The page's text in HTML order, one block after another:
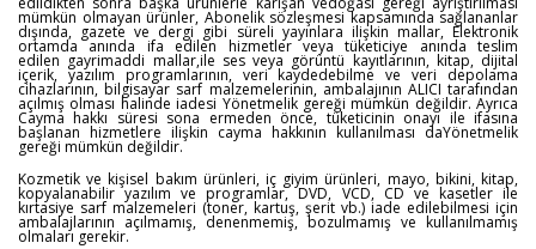
mümkün olmayan ürünler, Abonelik sözleşmesi kapsamında sağlananlar
dışında, gazete ve dergi gibi süreli yayınlara ilişkin mallar, Elektronik
ortamda anında ifa edilen hizmetler veya tüketiciye anında teslim
edilen gayrimaddi mallar,ile ses veya görüntü kayıtlarının, kitap, dijital
içerik, yazılım programlarının, veri kaydedebilme ve veri depolama
cihazlarının, bilgisayar sarf malzemelerinin, ambalajının ALICI tarafından
açılmış olması halinde iadesi Yönetmelik gereği mümkün değildir. Ayrıca
Cayma hakkı süresi sona ermeden önce, tüketicinin onayı ile ifasına
başlanan hizmetlere ilişkin cayma hakkının kullanılması daYönetmelik
gereği mümkün değildir.
Kozmetik ve kişisel bakım ürünleri, iç giyim ürünleri, mayo, bikini, kitap,
kopyalanabilir yazılım ve programlar, DVD, VCD, CD ve kasetler ile
kırtasiye sarf malzemeleri (toner, kartuş, şerit vb.) iade edilebilmesi için
ambalajlarının açılmamış, denenmemiş, bozulmamış ve kullanılmamış
olmaları gerekir.